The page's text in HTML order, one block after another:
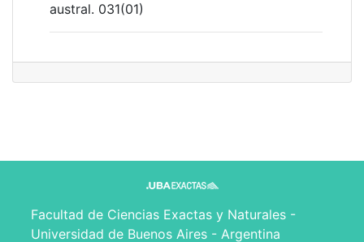
austral. 031(01)
Facultad de Ciencias Exactas y Naturales -
Universidad de Buenos Aires - Argentina